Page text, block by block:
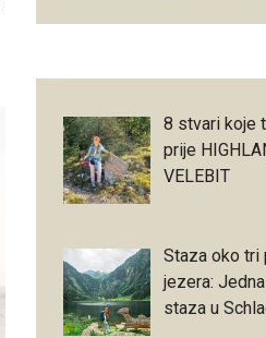
8 stvari koje
prije
VELEBIT
Staza oko tri
jezera:
staza u